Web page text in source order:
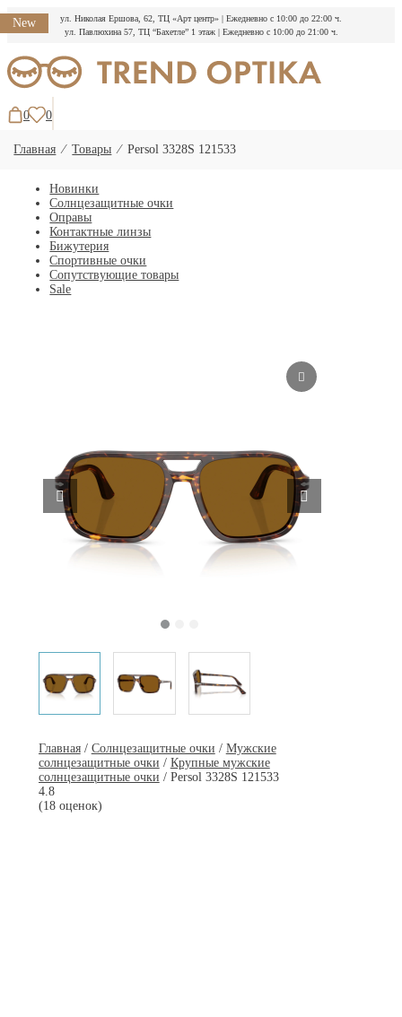
ул. Николая Ершова, 62, ТЦ «Арт центр» | Ежедневно с 10:00 до 22:00 ч.
ул. Павлюхина 57, ТЦ “Бахетле” 1 этаж | Ежедневно с 10:00 до 21:00 ч.
к
содержимому
0 0
Главная ⁄Товары ⁄Persol 3328S 121533
Новинки
Солнцезащитные очки
Оправы
Контактные линзы
Бижутерия
Спортивные очки
Сопутствующие товары
Sale
New
Главная/ Солнцезащитные очки / Мужские
солнцезащитные очки / Крупные мужские
солнцезащитные очки / Persol 3328S 121533
4.8
(18 оценок)